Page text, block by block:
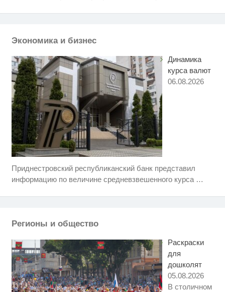
Экономика и бизнес
Динамика
курса валют
06.08.2026
Приднестровский республиканский банк представил
информацию по величине средневзвешенного курса …
Регионы и общество
Раскраски
для
дошколят
05.08.2026
В столичном
i
Скрытая камера на пляже
когда их не видят...
Что стало причиной громкого
Рак начинается не с боли:
признак болезни